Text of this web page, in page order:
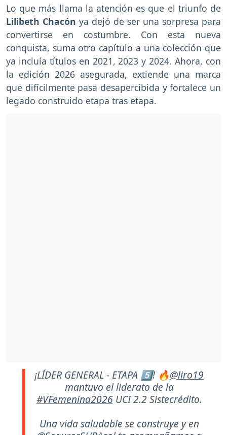
Lo que más llama la atención es que el triunfo de
Lilibeth Chacón ya dejó de ser una sorpresa para
convertirse en costumbre. Con esta nueva
conquista, suma otro capítulo a una colección que
ya incluía títulos en 2021, 2023 y 2024. Ahora, con
la edición 2026 asegurada, extiende una marca
que difícilmente pasa desapercibida y fortalece un
legado construido etapa tras etapa.
¡LÍDER GENERAL - ETAPA 5️⃣! 🔥@liro19
mantuvo el liderato de la
#VFemenina2026UCI 2.2 Sistecrédito.
Una vida saludable se construye y en